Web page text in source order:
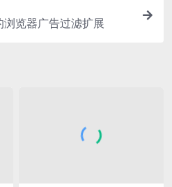
览器广告过滤扩展